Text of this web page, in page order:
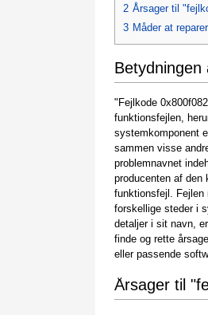
2 Årsager til
3 Måder at
Betydningen
"Fejlkode
funktionsfejlen,
systemkomponent
sammen visse
problemnavnet
producenten af den
funktionsfejl. Fejlen
forskellige steder i
detaljer i sit navn,
finde og rette
eller passende
Årsager til